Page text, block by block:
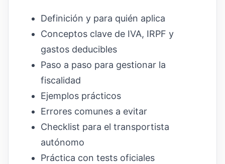
Definición y para quién aplica
Conceptos clave de IVA, IRPF y
gastos deducibles
Paso a paso para gestionar la
fiscalidad
Ejemplos prácticos
Errores comunes a evitar
Checklist para el transportista
autónomo
Práctica con tests oficiales